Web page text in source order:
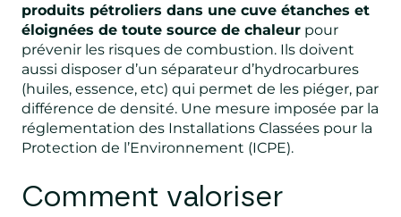
produits pétroliers dans une cuve étanches et
éloignées de toute source de chaleur pour
prévenir les risques de combustion. Ils doivent
aussi disposer d’un séparateur d’hydrocarbures
(huiles, essence, etc) qui permet de les piéger, par
différence de densité. Une mesure imposée par la
réglementation des Installations Classées pour la
Protection de l’Environnement (ICPE).
Comment valoriser